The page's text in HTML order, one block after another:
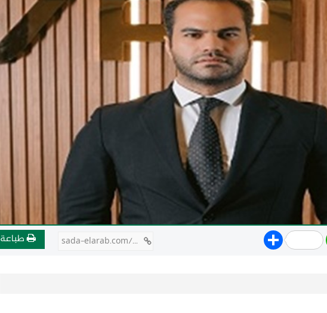
Share طباعة sada-elarab.com/749292